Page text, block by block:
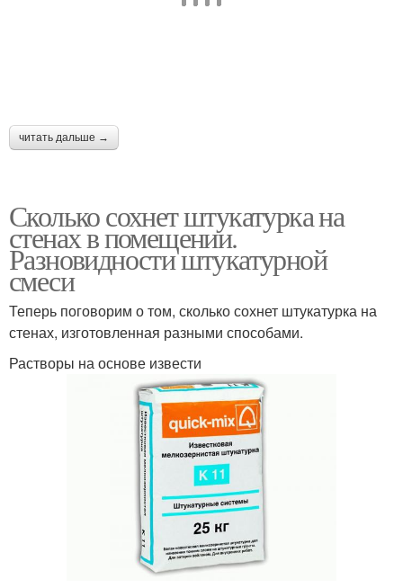
читать дальше →
Сколько сохнет штукатурка на
стенах в помещении.
Разновидности штукатурной
смеси
Теперь поговорим о том, сколько сохнет штукатурка на
стенах, изготовленная разными способами.
Растворы на основе извести